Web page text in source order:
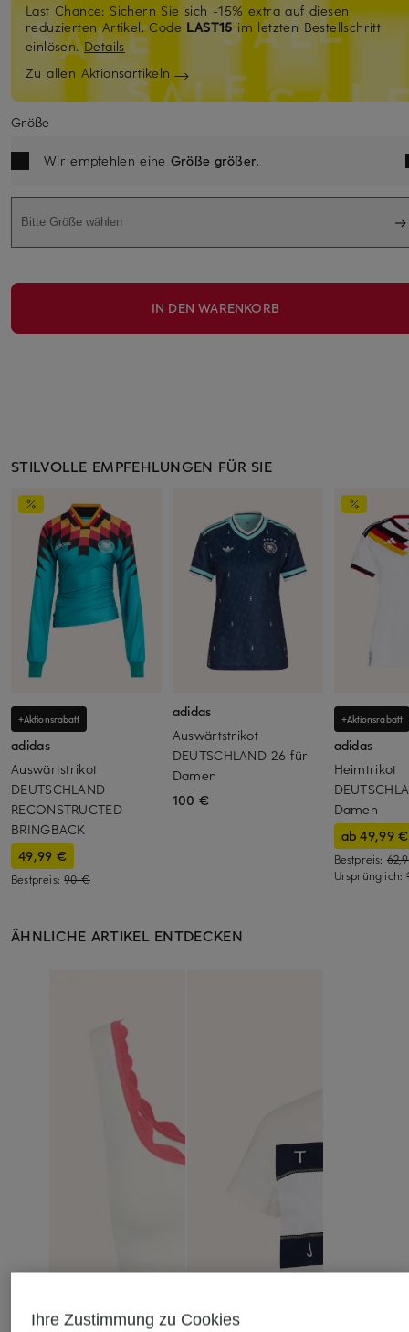
Last Chance: Sichern Sie sich -15% extra auf diesen
reduzierten Artikel. Code LAST15im letzten Bestellschritt
einlösen.Details
Zu allen Aktionsartikeln
Größe
Wir empfehlen eine Größe größer.
Bitte Größe wählen
IN DEN WARENKORB
STILVOLLE EMPFEHLUNGEN FÜR SIE
+Aktionsrabatt
adidas
Auswärtstrikot
DEUTSCHLAND
RECONSTRUCTED
BRINGBACK
49,99 €
Bestpreis:90 €
adidas
Auswärtstrikot
DEUTSCHLAND 26 für
Damen
100 €
+Aktionsrabatt
adidas
Heimtrikot
Damen
ab 49,99 €
Bestpreis:
Ursprünglich:
ÄHNLICHE ARTIKEL ENTDECKEN
Ihre Zustimmung zu Cookies